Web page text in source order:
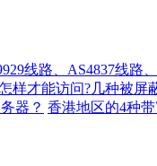
线路、AS4837线路
样才能访问?几种被屏
器？ 香港地区的4种